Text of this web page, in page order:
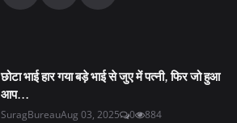
छोटा भाई हार गया बड़े भाई से जुए में पत्नी, फिर जो हुआ
आप...
SuragBureauAug 03, 2025 0 884